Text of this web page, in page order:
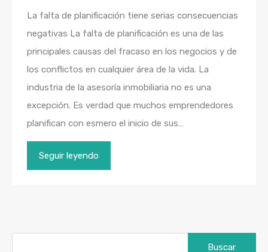
La falta de planificación tiene serias consecuencias
negativas La falta de planificación es una de las
principales causas del fracaso en los negocios y de
los conflictos en cualquier área de la vida. La
industria de la asesoría inmobiliaria no es una
excepción. Es verdad que muchos emprendedores
planifican con esmero el inicio de sus…
Seguir leyendo